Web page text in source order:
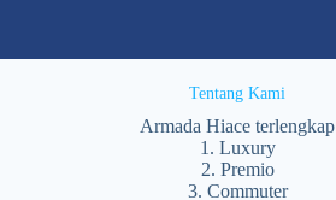
Tentang Kami
Armada Hiace terlengkap
1. Luxury
2. Premio
3. Commuter